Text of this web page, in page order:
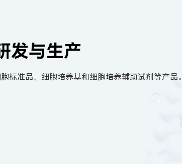
发与生产
标准品、细胞培养基和细胞培养辅助试剂等产品。